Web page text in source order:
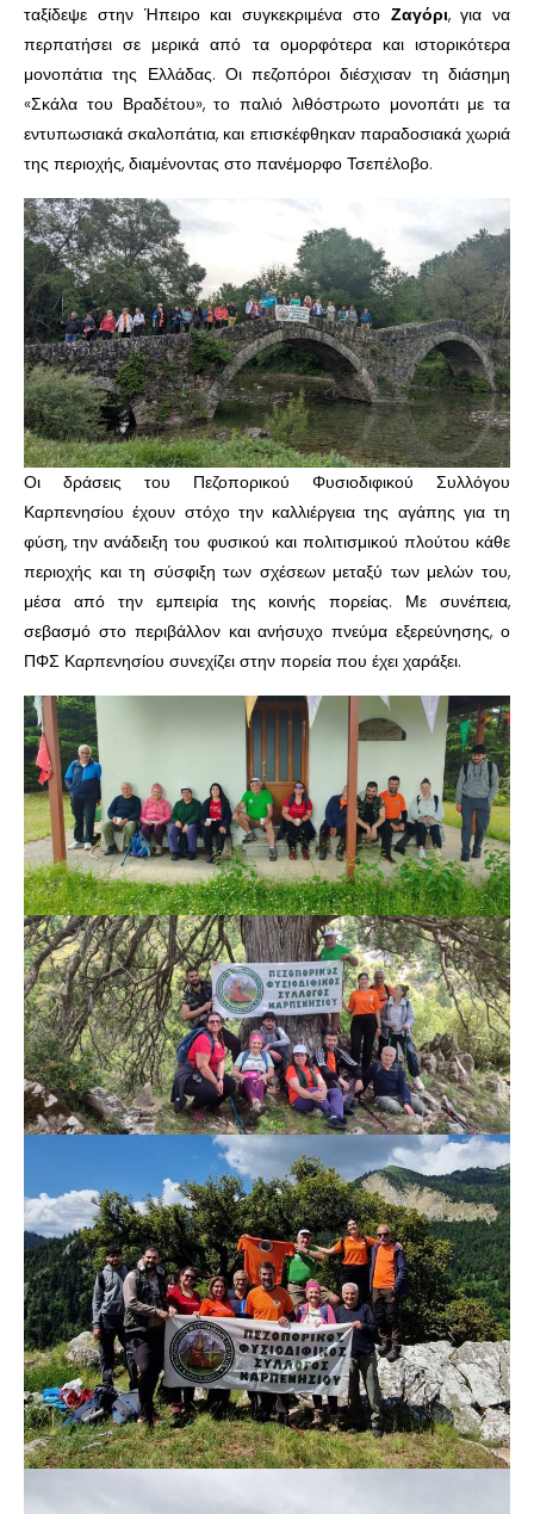
ταξίδεψε στην Ήπειρο και συγκεκριμένα στο Ζαγόρι, για να
περπατήσει σε μερικά από τα ομορφότερα και ιστορικότερα
μονοπάτια της Ελλάδας. Οι πεζοπόροι διέσχισαν τη διάσημη
«Σκάλα του Βραδέτου», το παλιό λιθόστρωτο μονοπάτι με τα
εντυπωσιακά σκαλοπάτια, και επισκέφθηκαν παραδοσιακά χωριά
της περιοχής, διαμένοντας στο πανέμορφο Τσεπέλοβο.
Οι δράσεις του Πεζοπορικού Φυσιοδιφικού Συλλόγου
Καρπενησίου έχουν στόχο την καλλιέργεια της αγάπης για τη
φύση, την ανάδειξη του φυσικού και πολιτισμικού πλούτου κάθε
περιοχής και τη σύσφιξη των σχέσεων μεταξύ των μελών του,
μέσα από την εμπειρία της κοινής πορείας. Με συνέπεια,
σεβασμό στο περιβάλλον και ανήσυχο πνεύμα εξερεύνησης, ο
ΠΦΣ Καρπενησίου συνεχίζει στην πορεία που έχει χαράξει.